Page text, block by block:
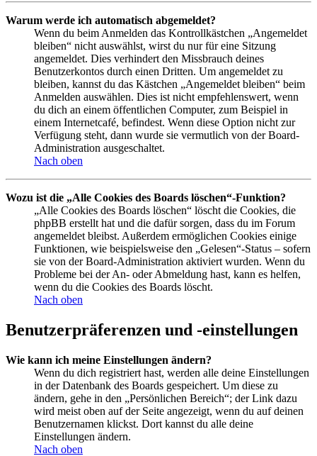
Warum werde ich automatisch abgemeldet?
Wenn du beim Anmelden das Kontrollkästchen „Angemeldet
bleiben“ nicht auswählst, wirst du nur für eine Sitzung
angemeldet. Dies verhindert den Missbrauch deines
Benutzerkontos durch einen Dritten. Um angemeldet zu
bleiben, kannst du das Kästchen „Angemeldet bleiben“ beim
Anmelden auswählen. Dies ist nicht empfehlenswert, wenn
du dich an einem öffentlichen Computer, zum Beispiel in
einem Internetcafé, befindest. Wenn diese Option nicht zur
Verfügung steht, dann wurde sie vermutlich von der Board-
Administration ausgeschaltet.
Nach oben
Wozu ist die „Alle Cookies des Boards löschen“-Funktion?
„Alle Cookies des Boards löschen“ löscht die Cookies, die
phpBB erstellt hat und die dafür sorgen, dass du im Forum
angemeldet bleibst. Außerdem ermöglichen Cookies einige
Funktionen, wie beispielsweise den „Gelesen“-Status – sofern
sie von der Board-Administration aktiviert wurden. Wenn du
Probleme bei der An- oder Abmeldung hast, kann es helfen,
wenn du die Cookies des Boards löscht.
Nach oben
Benutzerpräferenzen und -einstellungen
Wie kann ich meine Einstellungen ändern?
Wenn du dich registriert hast, werden alle deine Einstellungen
in der Datenbank des Boards gespeichert. Um diese zu
ändern, gehe in den „Persönlichen Bereich“; der Link dazu
wird meist oben auf der Seite angezeigt, wenn du auf deinen
Benutzernamen klickst. Dort kannst du alle deine
Einstellungen ändern.
Nach oben